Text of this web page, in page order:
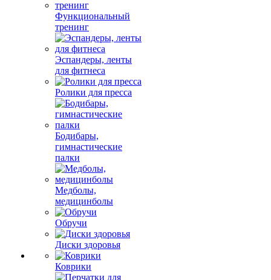
Функциональный
тренинг
Эспандеры, ленты
для фитнеса
Ролики для пресса
Бодибары,
гимнастические
палки
Медболы,
медицинболы
Обручи
Диски здоровья
Коврики